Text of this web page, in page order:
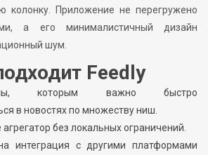
колонку. Приложение не перегружено
а его минималистичный дизайн
шум.
Feedly
которым важно быстро
в новостях по множеству ниш.
без локальных ограничений.
интеграция с другими платформами